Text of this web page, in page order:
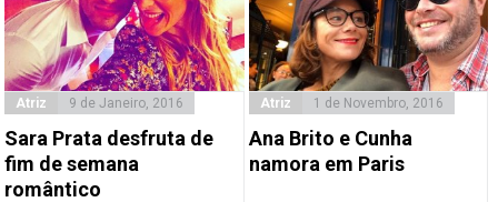
Atriz 9 de Janeiro, 2016
Sara Prata desfruta de
fim de semana
romântico
Atriz 1 de Novembro, 2016
Ana Brito e Cunha
namora em Paris